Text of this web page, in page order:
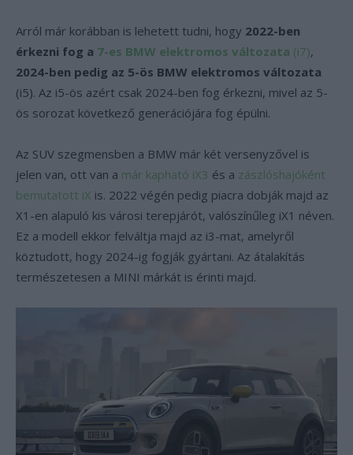
Arról már korábban is lehetett tudni, hogy 2022-ben
érkezni fog a 7-es BMW elektromos változata (i7),
2024-ben pedig az 5-ös BMW elektromos változata
(i5). Az i5-ös azért csak 2024-ben fog érkezni, mivel az 5-
ös sorozat következő generációjára fog épülni.
Az SUV szegmensben a BMW már két versenyzővel is
jelen van, ott van a már kapható iX3 és a zászlóshajóként
bemutatott iX is. 2022 végén pedig piacra dobják majd az
X1-en alapuló kis városi terepjárót, valószínűleg iX1 néven.
Ez a modell ekkor felváltja majd az i3-mat, amelyről
köztudott, hogy 2024-ig fogják gyártani. Az átalakítás
természetesen a MINI márkát is érinti majd.